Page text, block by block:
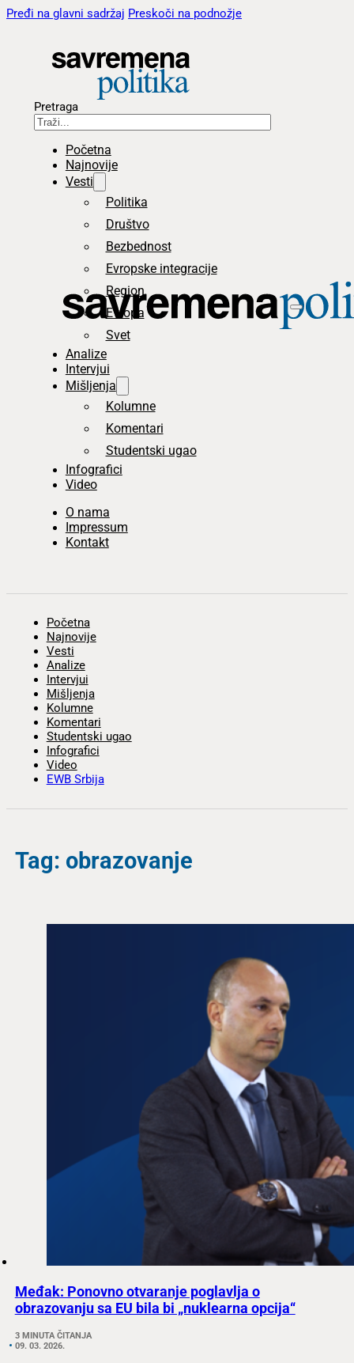
Pređi na glavni sadržaj Preskoči na podnožje
Pretraga
Početna
Najnovije
Vesti
Politika
Društvo
Bezbednost
Evropske integracije
Region
Evropa
Svet
Analize
Intervjui
Mišljenja
Kolumne
Komentari
Studentski ugao
Infografici
Video
O nama
Impressum
Kontakt
Početna
Najnovije
Vesti
Analize
Intervjui
Mišljenja
Kolumne
Komentari
Studentski ugao
Infografici
Video
EWB Srbija
Tag: obrazovanje
Međak: Ponovno otvaranje poglavlja o
obrazovanju sa EU bila bi „nuklearna opcija“
3 MINUTA ČITANJA
09. 03. 2026.